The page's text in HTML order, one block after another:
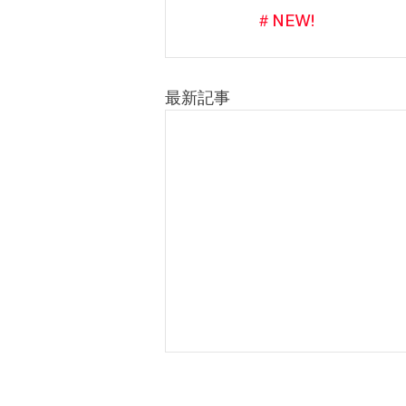
＃NEW!
最新記事